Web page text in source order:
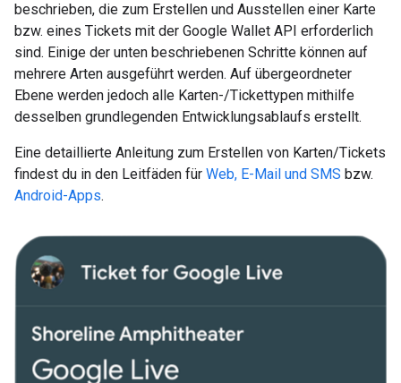
beschrieben, die zum Erstellen und Ausstellen einer Karte
bzw. eines Tickets mit der Google Wallet API erforderlich
sind. Einige der unten beschriebenen Schritte können auf
mehrere Arten ausgeführt werden. Auf übergeordneter
Ebene werden jedoch alle Karten-/Tickettypen mithilfe
desselben grundlegenden Entwicklungsablaufs erstellt.
Eine detaillierte Anleitung zum Erstellen von Karten/Tickets
findest du in den Leitfäden für Web, E-Mail und SMS bzw.
Android-Apps.